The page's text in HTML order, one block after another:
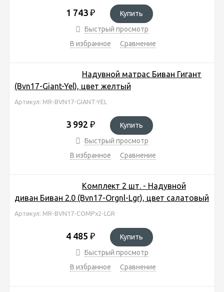
1 743 ₽
Купить
Быстрый просмотр
В избранное
Сравнение
Надувной матрас Биван Гигант
(Bvn17-Giant-Yel), цвет желтый
Артикул: MR-BVN17-GIANT-YEL
3 992 ₽
Купить
Быстрый просмотр
В избранное
Сравнение
Комплект 2 шт. - Надувной
диван Биван 2.0 (Bvn17-Orgnl-Lgr), цвет салатовый
Артикул: MR-BVN17-COMPx2-LGR
4 485 ₽
Купить
Быстрый просмотр
В избранное
Сравнение